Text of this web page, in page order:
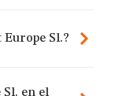
Sl.?
en el